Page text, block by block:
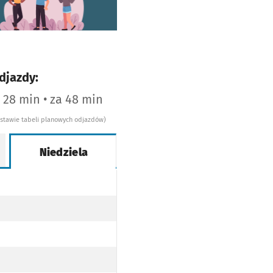
min • za 48 min
tabeli planowych odjazdów)
Niedziela
NISKOPODŁOGOWY